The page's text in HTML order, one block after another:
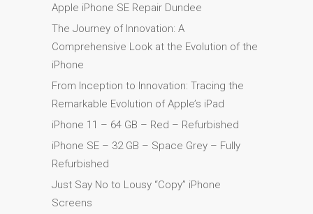
Mac aquí en Dundee
Contáctenos
Las reparaciones de la
Pantalla tenue en
MacBook, MacBook Pro,
MacBook Air y MacBook
Neo
rápido garantizado
Apple iPhone SE Repair Dundee
The Journey of Innovation: A
Comprehensive Look at the Evolution of the
iPhone
From Inception to Innovation: Tracing the
Remarkable Evolution of Apple’s iPad
iPhone 11 – 64 GB – Red – Refurbished
iPhone SE – 32 GB – Space Grey – Fully
Refurbished
Just Say No to Lousy “Copy” iPhone
Screens